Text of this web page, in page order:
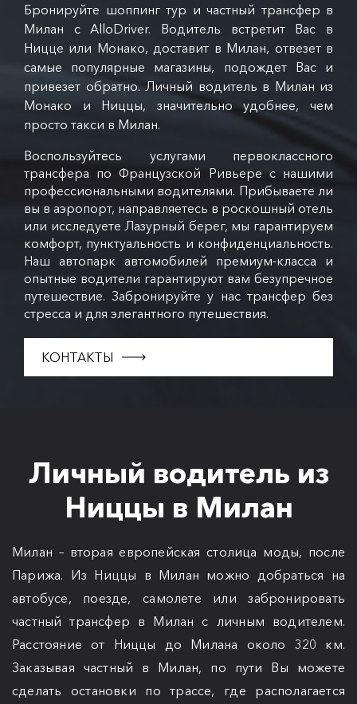
Бронируйте шоппинг тур и частный трансфер в
Милан с AlloDriver. Водитель встретит Вас в
Ницце или Монако, доставит в Милан, отвезет в
самые популярные магазины, подождет Вас и
привезет обратно. Личный водитель в Милан из
Монако и Ниццы, значительно удобнее, чем
просто такси в Милан.
Воспользуйтесь услугами первоклассного
трансфера по Французской Ривьере с нашими
профессиональными водителями. Прибываете ли
вы в аэропорт, направляетесь в роскошный отель
или исследуете Лазурный берег, мы гарантируем
комфорт, пунктуальность и конфиденциальность.
Наш автопарк автомобилей премиум-класса и
опытные водители гарантируют вам безупречное
путешествие. Забронируйте у нас трансфер без
стресса и для элегантного путешествия.
КОНТАКТЫ
Личный водитель из
Ниццы в Милан
Милан – вторая европейская столица моды, после
Парижа. Из Ниццы в Милан можно добраться на
автобусе, поезде, самолете или забронировать
частный трансфер в Милан с личным водителем.
Расстояние от Ниццы до Милана около 320 км.
Заказывая частный в Милан, по пути Вы можете
сделать остановки по трассе, где располагается